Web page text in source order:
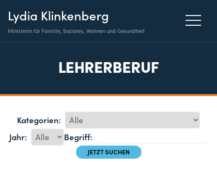
Lydia Klinkenberg
Ministerin für Familie, Soziales, Wohnen und Gesundheit
LEHRERBERUF
Kategorien:
Jahr:
Begriff: